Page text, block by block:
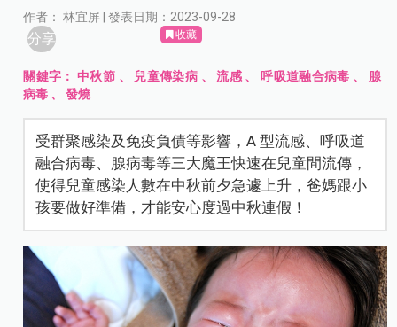
作者： 林宜屏 | 發表日期：2023-09-28
分享 收藏
關鍵字：中秋節 、 兒童傳染病 、流感 、呼吸道融合病毒 、 腺
病毒 、發燒
受群聚感染及免疫負債等影響，A 型流感、呼吸道
融合病毒、腺病毒等三大魔王快速在兒童間流傳，
使得兒童感染人數在中秋前夕急遽上升，爸媽跟小
孩要做好準備，才能安心度過中秋連假！